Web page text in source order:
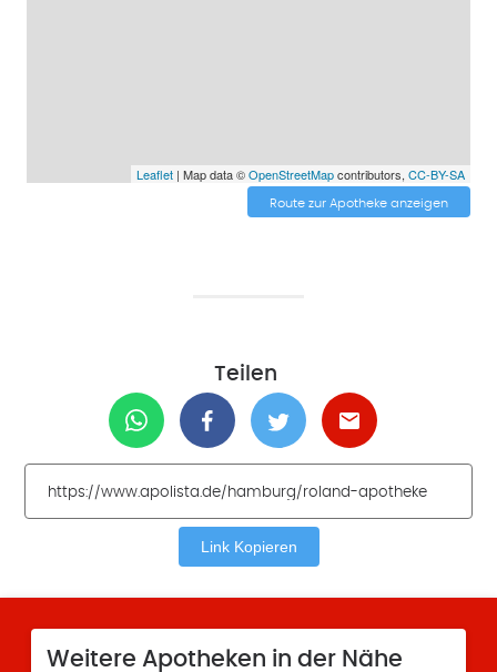
Leaflet| Map data ©OpenStreetMapcontributors, CC-BY-SA
Route zur Apotheke anzeigen
Teilen
Link Kopieren
Weitere Apotheken in der Nähe